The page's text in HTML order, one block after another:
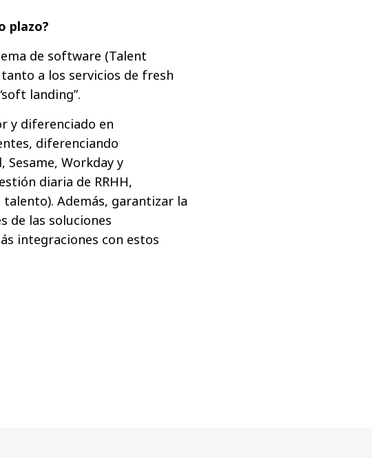
plazo?
de software (Talent
a los servicios de fresh
landing”.
y diferenciado en
diferenciando
Workday y
diaria de RRHH,
Además, garantizar la
de las soluciones
integraciones con estos